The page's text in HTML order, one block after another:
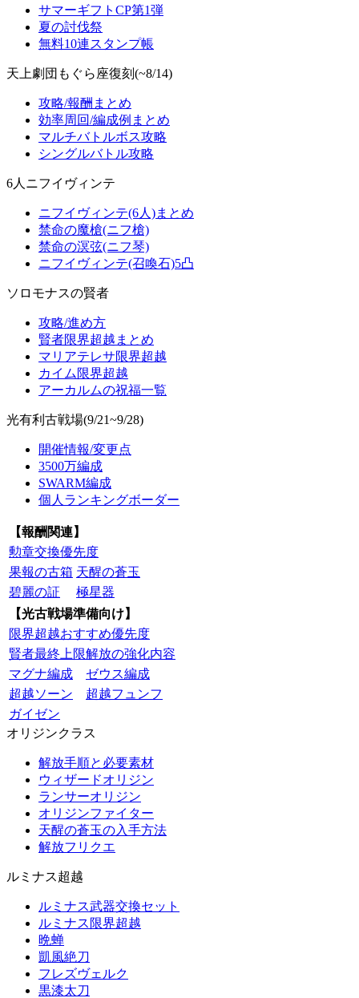
サマーギフトCP第1弾
夏の討伐祭
無料10連スタンプ帳
天上劇団もぐら座復刻(~8/14)
攻略/報酬まとめ
効率周回/編成例まとめ
マルチバトルボス攻略
シングルバトル攻略
6人ニフイヴィンテ
ニフイヴィンテ(6人)まとめ
禁命の魔槍(ニフ槍)
禁命の溟弦(ニフ琴)
ニフイヴィンテ(召喚石)5凸
ソロモナスの賢者
攻略/進め方
賢者限界超越まとめ
マリアテレサ限界超越
カイム限界超越
アーカルムの祝福一覧
光有利古戦場(9/21~9/28)
開催情報/変更点
3500万編成
SWARM編成
個人ランキングボーダー
【報酬関連】
勲章交換優先度
果報の古箱 天醒の蒼玉
碧麗の証
極星器
【光古戦場準備向け】
限界超越おすすめ優先度
賢者最終上限解放の強化内容
マグナ編成
ゼウス編成
超越ソーン
超越フュンフ
ガイゼン
オリジンクラス
解放手順と必要素材
ウィザードオリジン
ランサーオリジン
オリジンファイター
天醒の蒼玉の入手方法
解放フリクエ
ルミナス超越
ルミナス武器交換セット
ルミナス限界超越
晩蝉
凱風絶刀
フレズヴェルク
黒漆太刀